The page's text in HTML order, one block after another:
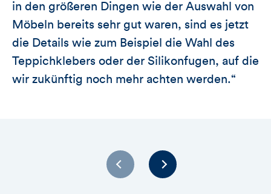
in den größeren Dingen wie der Auswahl von
Möbeln bereits sehr gut waren, sind es jetzt
die Details wie zum Beispiel die Wahl des
Teppichklebers oder der Silikonfugen, auf die
wir zukünftig noch mehr achten werden.“